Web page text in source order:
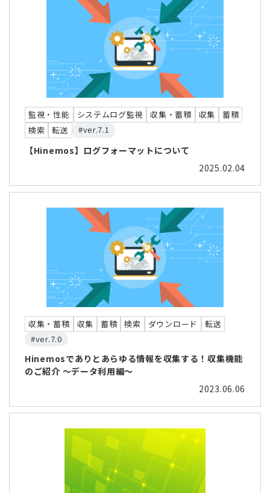
監視・性能 システムログ監視 収集・蓄積 収集
蓄積
検索
転送 #ver.7.1
【Hinemos】ログフォーマットについて
2025.02.04
収集・蓄積 収集 蓄積 検索 ダウンロード
転送
#ver.7.0
Hinemosでありとあらゆる情報を収集する！収集機能
のご紹介 ～データ利用編～
2023.06.06